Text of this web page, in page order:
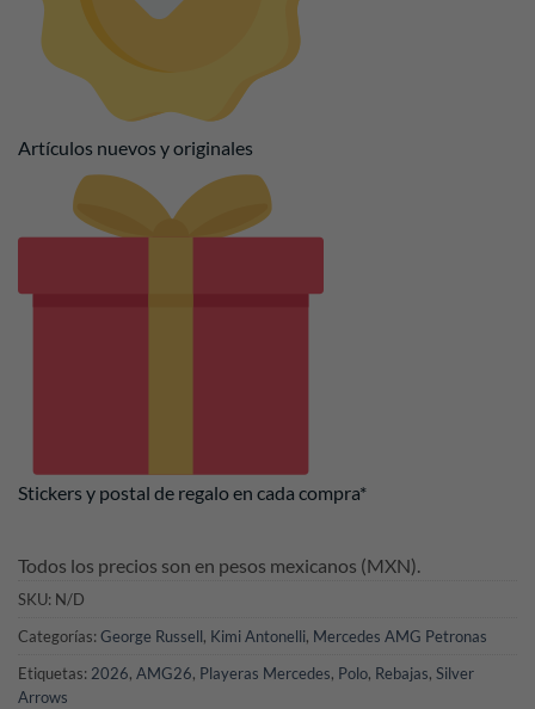
Artículos nuevos y originales
Stickers y postal de regalo en cada compra*
Todos los precios son en pesos mexicanos (MXN).
SKU: N/D
Categorías: George Russell, Kimi Antonelli, Mercedes AMG Petronas
Etiquetas: 2026, AMG26, Playeras Mercedes, Polo, Rebajas, Silver
Arrows